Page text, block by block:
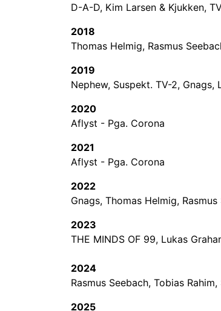
D-A-D, Kim Larsen & Kjukken,
2018
Thomas Helmig, Rasmus
2019
Nephew, Suspekt. TV-2,
2020
Aflyst - Pga. Corona
2021
Aflyst - Pga. Corona
2022
Gnags, Thomas Helmig,
2023
THE MINDS OF 99, Lukas
2024
Rasmus Seebach, Tobias
2025